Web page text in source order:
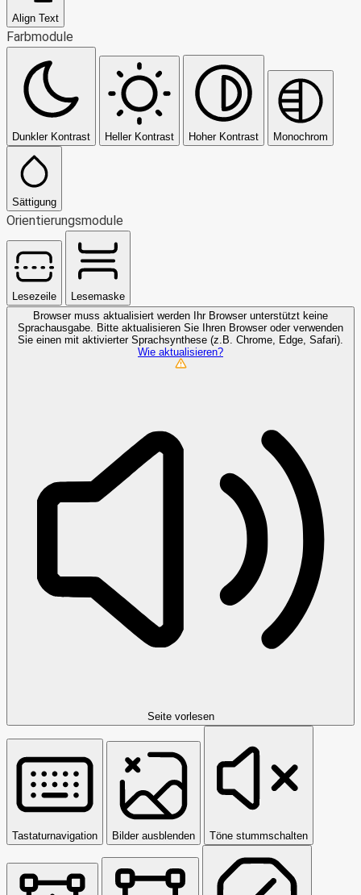
Align Text
Farbmodule
Dunkler Kontrast Heller Kontrast Hoher Kontrast Monochrom
Sättigung
Orientierungsmodule
Lesezeile
Lesemaske
Browser muss aktualisiert werden Ihr Browser unterstützt keine
Sprachausgabe. Bitte aktualisieren Sie Ihren Browser oder verwenden
Sie einen mit aktivierter Sprachsynthese (z.B. Chrome, Edge, Safari).
Wie aktualisieren?
Seite vorlesen
Tastaturnavigation Bilder ausblenden Töne stummschalten